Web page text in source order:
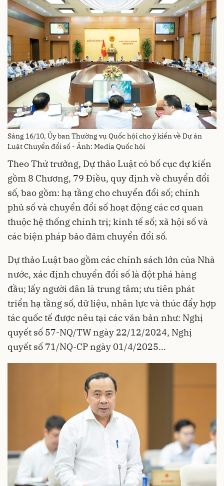
Sáng 16/10, Ủy ban Thường vụ Quốc hội cho ý kiến về Dự án
Luật Chuyển đổi số - Ảnh: Media Quốc hội
Theo Thứ trưởng, Dự thảo Luật có bố cục dự kiến
gồm 8 Chương, 79 Điều, quy định về chuyển đổi
số, bao gồm: hạ tầng cho chuyển đổi số; chính
phủ số và chuyển đổi số hoạt động các cơ quan
thuộc hệ thống chính trị; kinh tế số; xã hội số và
các biện pháp bảo đảm chuyển đổi số.
Dự thảo Luật bao gồm các chính sách lớn của Nhà
nước, xác định chuyển đổi số là đột phá hàng
đầu; lấy người dân là trung tâm; ưu tiên phát
triển hạ tầng số, dữ liệu, nhân lực và thúc đẩy hợp
tác quốc tế được nêu tại các văn bản như: Nghị
quyết số 57-NQ/TW ngày 22/12/2024, Nghị
quyết số 71/NQ-CP ngày 01/4/2025...